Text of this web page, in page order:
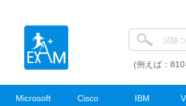
(例えば：
Microsoft Cisco IBM